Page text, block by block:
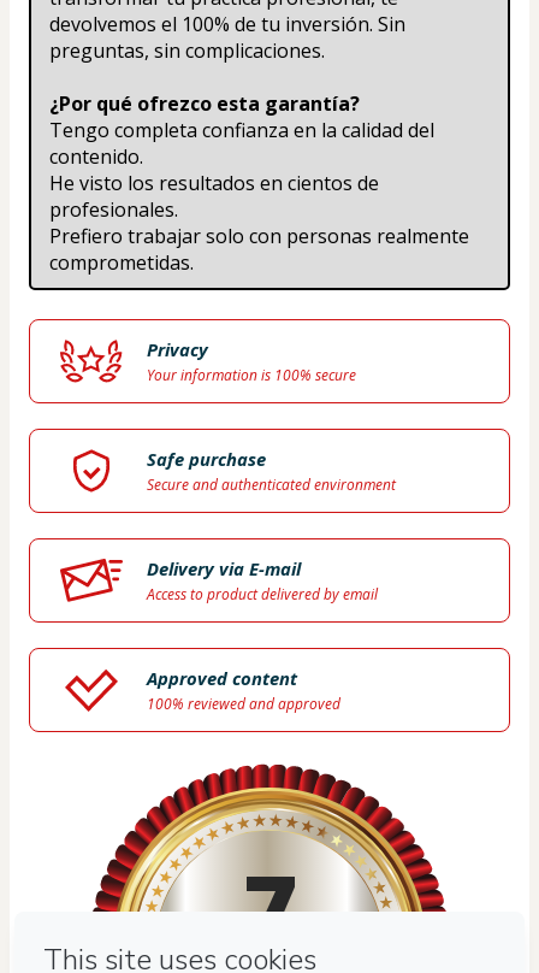
devolvemos el 100% de tu inversión. Sin
preguntas, sin complicaciones.
¿Por qué ofrezco esta garantía?
Tengo completa confianza en la calidad del
contenido.
He visto los resultados en cientos de
profesionales.
Prefiero trabajar solo con personas realmente
comprometidas.
Privacy
Your information is 100% secure
Safe purchase
Secure and authenticated environment
Delivery via E-mail
Access to product delivered by email
Approved content
100% reviewed and approved
7